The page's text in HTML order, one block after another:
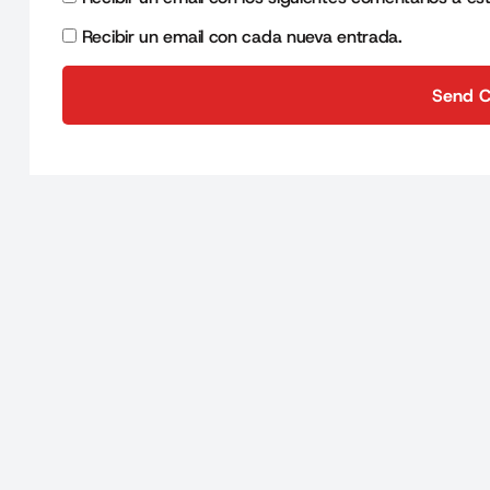
Recibir un email con cada nueva entrada.
Send